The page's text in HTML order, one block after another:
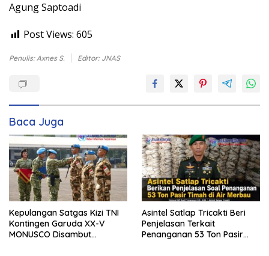
Agung Saptoadi
Post Views: 605
Penulis: Axnes S. Editor: JNAS
Baca Juga
Kepulangan Satgas Kizi TNI
Kontingen Garuda XX-V
MONUSCO Disambut
Asintel Satlap Tricakti Beri
Penjelasan Terkait
Penanganan 53 Ton Pasir